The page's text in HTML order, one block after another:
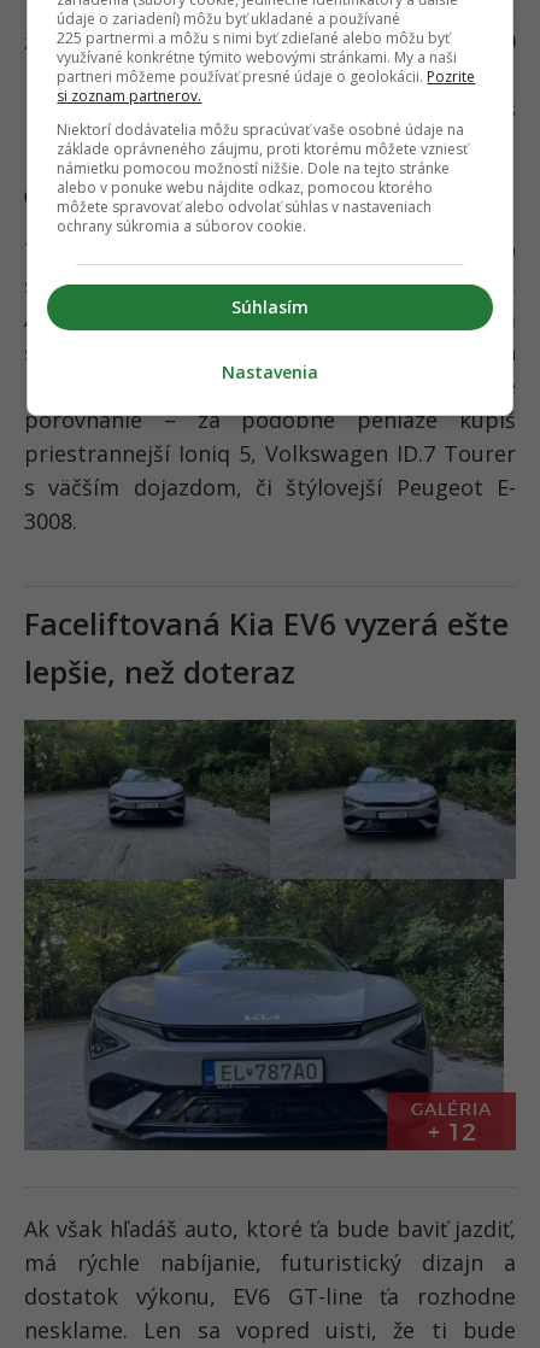
nabíjanie s výkonom až 258 kW. To znamená,
že z 10 na 80 % sa vieš nabiť za menej než 20
minút – ak nájdeš dostatočne výkonnú
nabíjačku. Pri AC nabíjaní cez wallbox počítaj s
plným dobitím za približne 12 hodín.
Cena a konkurencia
Testovaný model v plnej výbave GT-line AWD
stojí 70 230 € vrátane DPH, čo je nemalá suma.
Aktuálne však Kia ponúka zľavu až 3000 €, čím
sa dostaneš na úroveň niektorých
konkurentov. A práve tam začína zaujímavé
porovnanie – za podobné peniaze kúpiš
priestrannejší Ioniq 5, Volkswagen ID.7 Tourer
s väčším dojazdom, či štýlovejší Peugeot E-
3008.
Faceliftovaná Kia EV6 vyzerá ešte
lepšie, než doteraz
GALÉRIA
+ 12
Ak však hľadáš auto, ktoré ťa bude baviť jazdiť,
má rýchle nabíjanie, futuristický dizajn a
dostatok výkonu, EV6 GT-line ťa rozhodne
nesklame. Len sa vopred uisti, že ti bude
údaje o zariadení) môžu byť ukladané a používané
225 partnermi a môžu s nimi byť zdieľané alebo môžu byť
využívané konkrétne týmito webovými stránkami. My a naši
partneri môžeme používať presné údaje o geolokácii. Pozrite
si zoznam partnerov.
Niektorí dodávatelia môžu spracúvať vaše osobné údaje na
základe oprávneného záujmu, proti ktorému môžete vzniesť
námietku pomocou možností nižšie. Dole na tejto stránke
alebo v ponuke webu nájdite odkaz, pomocou ktorého
môžete spravovať alebo odvolať súhlas v nastaveniach
ochrany súkromia a súborov cookie.
Súhlasím
Nastavenia